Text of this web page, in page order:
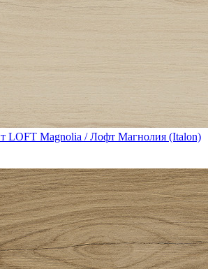
LOFT Magnolia / Лофт Магнолия (Italon)